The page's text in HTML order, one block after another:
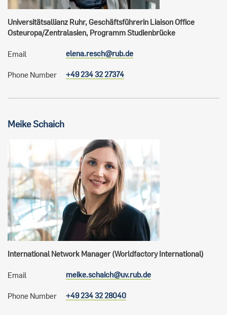
Universitätsallianz Ruhr, Geschäftsführerin Liaison Office
Osteuropa/Zentralasien, Programm Studienbrücke
Email elena.resch@rub.de
Phone Number +49 234 32 27374
MeikeSchaich
International Network Manager (Worldfactory International)
Email meike.schaich@uv.rub.de
Phone Number +49 234 32 28040